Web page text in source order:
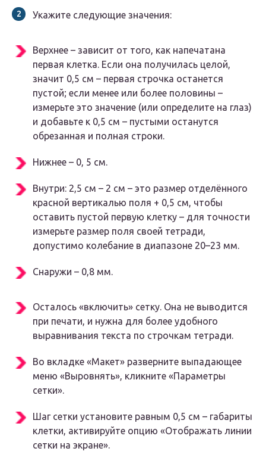
Укажите следующие значения:
Верхнее – зависит от того, как напечатана
первая клетка. Если она получилась целой,
значит 0,5 см – первая строчка останется
пустой; если менее или более половины –
измерьте это значение (или определите на глаз)
и добавьте к 0,5 см – пустыми останутся
обрезанная и полная строки.
Нижнее – 0, 5 см.
Внутри: 2,5 см – 2 см – это размер отделённого
красной вертикалью поля + 0,5 см, чтобы
оставить пустой первую клетку – для точности
измерьте размер поля своей тетради,
допустимо колебание в диапазоне 20–23 мм.
Снаружи – 0,8 мм.
Осталось «включить» сетку. Она не выводится
при печати, и нужна для более удобного
выравнивания текста по строчкам тетради.
Во вкладке «Макет» разверните выпадающее
меню «Выровнять», кликните «Параметры
сетки».
Шаг сетки установите равным 0,5 см – габариты
клетки, активируйте опцию «Отображать линии
сетки на экране».